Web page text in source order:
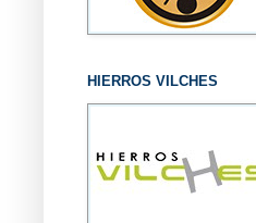
HIERROS VILCHES